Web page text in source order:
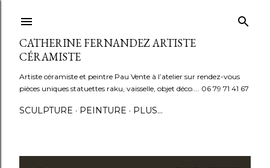
CATHERINE FERNANDEZ ARTISTE
CÉRAMISTE
Artiste céramiste et peintre Pau Vente à l’atelier sur rendez-vous
pièces uniques statuettes raku, vaisselle, objet déco.... 06 79 71 41 67
SCULPTURE PEINTURE PLUS…